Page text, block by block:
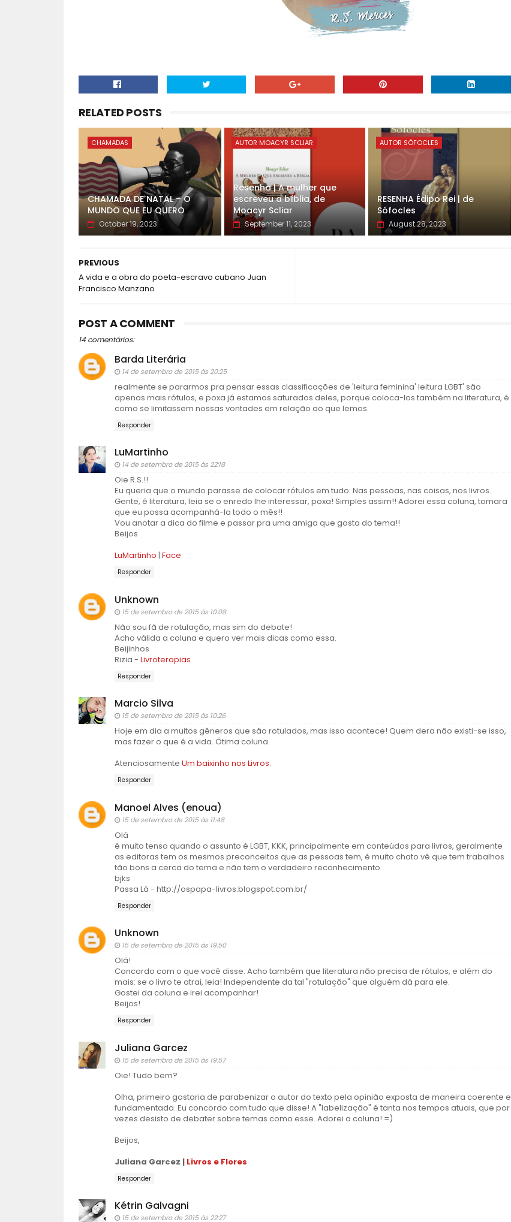
RELATED POSTS
CHAMADAS
CHAMADA DE NATAL – O
MUNDO QUE EU QUERO
October 19, 2023
AUTOR MOACYR SCLIAR
Resenha | A mulher que
escreveu a bíblia, de
Moacyr Scliar
September 11, 2023
AUTOR SÓFOCLES
RESENHA Édipo Rei | de
Sófocles
August 28, 2023
PREVIOUS
A vida e a obra do poeta-escravo cubano Juan
Francisco Manzano
POST A COMMENT
14 comentários:
Barda Literária
14 de setembro de 2015 às 20:25
realmente se pararmos pra pensar essas classificações de 'leitura feminina' leitura LGBT' são
apenas mais rótulos, e poxa já estamos saturados deles, porque coloca-los também na literatura, é
como se limitassem nossas vontades em relação ao que lemos.
Responder
LuMartinho
14 de setembro de 2015 às 22:18
Oie R.S.!!
Eu queria que o mundo parasse de colocar rótulos em tudo: Nas pessoas, nas coisas, nos livros.
Gente, é literatura, leia se o enredo lhe interessar, poxa! Simples assim!! Adorei essa coluna, tomara
que eu possa acompanhá-la todo o mês!!
Vou anotar a dica do filme e passar pra uma amiga que gosta do tema!!
Beijos
LuMartinho | Face
Responder
Unknown
15 de setembro de 2015 às 10:08
Não sou fã de rotulação, mas sim do debate!
Acho válida a coluna e quero ver mais dicas como essa.
Beijinhos
Rizia - Livroterapias
Responder
Marcio Silva
15 de setembro de 2015 às 10:26
Hoje em dia a muitos gêneros que são rotulados, mas isso acontece! Quem dera não existi-se isso,
mas fazer o que é a vida. Ótima coluna.
Atenciosamente Um baixinho nos Livros.
Responder
Manoel Alves (enoua)
15 de setembro de 2015 às 11:48
Olá
é muito tenso quando o assunto é LGBT, KKK, principalmente em conteúdos para livros, geralmente
as editoras tem os mesmos preconceitos que as pessoas tem, é muito chato vê que tem trabalhos
tão bons a cerca do tema e não tem o verdadeiro reconhecimento
bjks
Passa Lá - http://ospapa-livros.blogspot.com.br/
Responder
Unknown
15 de setembro de 2015 às 19:50
Olá!
Concordo com o que você disse. Acho também que literatura não precisa de rótulos, e além do
mais: se o livro te atrai, leia! Independente da tal "rotulação" que alguém dá para ele.
Gostei da coluna e irei acompanhar!
Beijos!
Responder
Juliana Garcez
15 de setembro de 2015 às 19:57
Oie! Tudo bem?
Olha, primeiro gostaria de parabenizar o autor do texto pela opinião exposta de maneira coerente e
fundamentada. Eu concordo com tudo que disse! A "labelização" é tanta nos tempos atuais, que por
vezes desisto de debater sobre temas como esse. Adorei a coluna! =)
Beijos,
Juliana Garcez | Livros e Flores
Responder
Kétrin Galvagni
15 de setembro de 2015 às 22:27